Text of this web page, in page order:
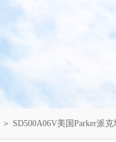
＞ SD500A06V美国Parker派